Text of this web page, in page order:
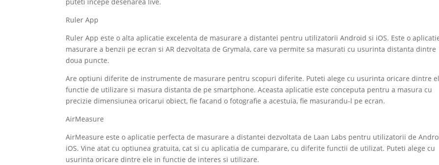
Ruler App
Ruler App este o alta aplicatie excelenta de masurare a distantei pentru utilizatorii Android si iOS. Este o
masurare a benzii pe ecran si AR dezvoltata de Grymala, care va permite sa masurati cu usurinta distanta dintre
doua puncte.
Are optiuni diferite de instrumente de masurare pentru scopuri diferite. Puteti alege cu usurinta oricare dintre
functie de utilizare si masura distanta de pe smartphone. Aceasta aplicatie este conceputa pentru a masura cu
precizie dimensiunea oricarui obiect, fie facand o fotografie a acestuia, fie masurandu-l pe ecran.
AirMeasure
AirMeasure este o aplicatie perfecta de masurare a distantei dezvoltata de Laan Labs pentru utilizatorii de
iOS. Vine atat cu optiunea gratuita, cat si cu aplicatia de cumparare, cu diferite functii de utilizat. Puteti alege cu
usurinta oricare dintre ele in functie de interes si utilizare.